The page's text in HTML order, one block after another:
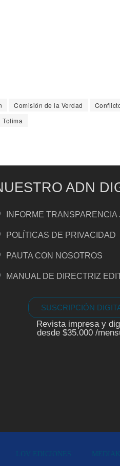
Comisión de la Verdad
Tolima
ADN
INFORME TRANSPARENCIA
POLÍTICAS DE PRIVACIDAD
PAUTA CON NOSOTROS
MANUAL DE DIRECTRIZ
SUSCRIPCIÓN
Revista impresa y
desde $35.000 /
LOV EDICIONES